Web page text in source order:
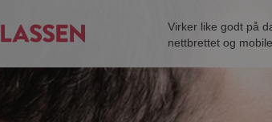
Virker like godt på
nettbrettet og